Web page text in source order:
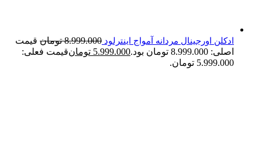
ادکلن اورجینال مردانه آمواج اینترلود 8.999.000 تومان قیمت
اصلی: 8.999.000 تومان بود.
5.999.000 تومانقیمت فعلی:
5.999.000 تومان.